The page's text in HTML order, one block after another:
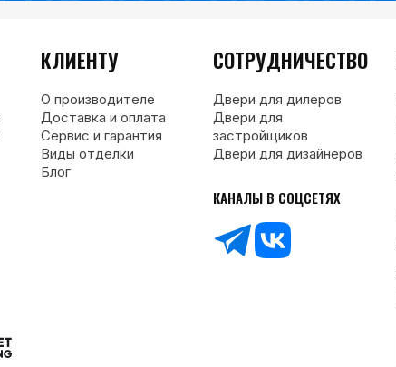
КЛИЕНТУ
О производителе
Доставка и оплата
Сервис и гарантия
Виды отделки
Блог
СОТРУДНИЧЕСТВО
Двери для дилеров
Двери для
застройщиков
Двери для дизайнеров
КАНАЛЫ В СОЦСЕТЯХ